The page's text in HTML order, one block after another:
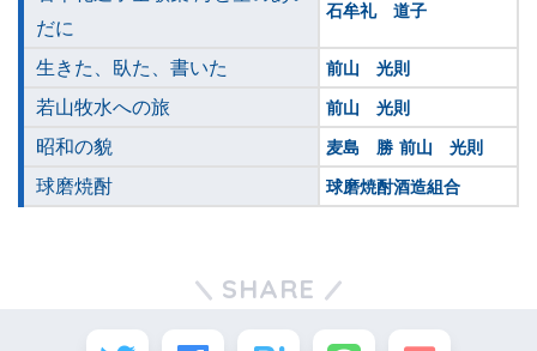
だに
石牟礼 道子
生きた、臥た、書いた 前山 光則
若山牧水への旅 前山 光則
昭和の貌 麦島 勝 前山 光則
球磨焼酎 球磨焼酎酒造組合
SHARE